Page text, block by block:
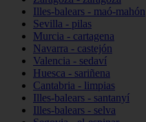
Illes-balears - maó-mahón
Sevilla - pilas
Murcia - cartagena
Navarra - castejón
Valencia - sedaví
Huesca - sariñena
Cantabria - limpias
Illes-balears - santanyí
Illes-balears - selva